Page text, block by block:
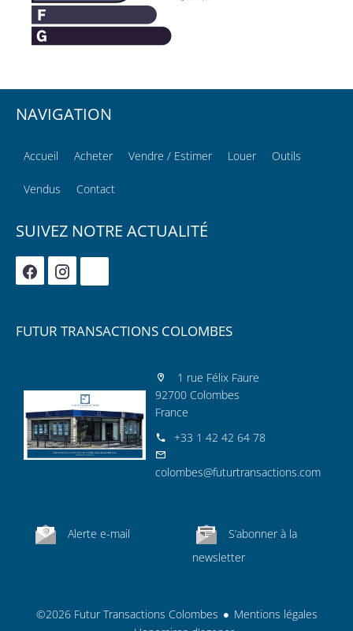
NAVIGATION
Accueil Acheter Vendre / Estimer Louer Outils
Vendus Contact
SUIVEZ NOTRE ACTUALITÉ
FUTUR TRANSACTIONS COLOMBES
1 rue Félix Faure
92700 Colombes
France
+33 1 42 42 64 78
colombes@futurtransactions.com
Alerte e-mail
S’abonner à la
newsletter
©2026 Futur Transactions Colombes
Mentions légales